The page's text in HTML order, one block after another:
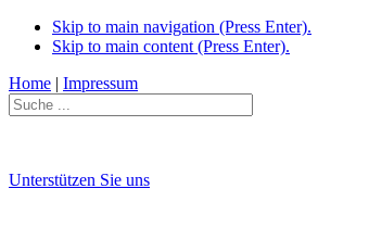
Skip to main navigation (Press Enter).
Skip to main content (Press Enter).
Home | Impressum
Unterstützen Sie uns